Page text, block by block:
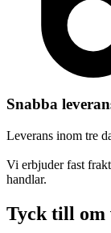
Snabba
Leverans inom tre
Vi erbjuder fast
handlar.
Tyck till om